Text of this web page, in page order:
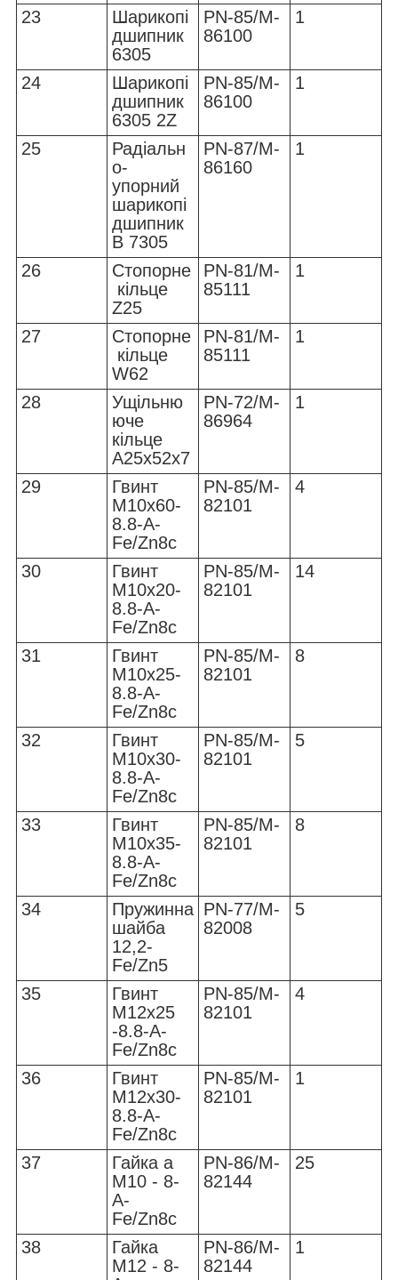
23
Шарикопі
дшипник
6305
PN-85/M-
86100
1
24
Шарикопі
дшипник
6305 2Z
PN-85/M-
86100
1
25
Радіальн
о-
упорний
шарикопі
дшипник
B 7305
PN-87/M-
86160
1
26
Стопорне
кільце
Z25
PN-81/M-
85111
1
27
Стопорне
кільце
W62
PN-81/M-
85111
1
28
Ущільню
юче
кільце
A25x52x7
PN-72/M-
86964
1
29
Гвинт
M10x60-
8.8-A-
Fe/Zn8c
PN-85/M-
82101
4
30
Гвинт
M10x20-
8.8-A-
Fe/Zn8c
PN-85/M-
82101
14
31
Гвинт
M10x25-
8.8-A-
Fe/Zn8c
PN-85/M-
82101
8
32
Гвинт
M10x30-
8.8-A-
Fe/Zn8c
PN-85/M-
82101
5
33
Гвинт
M10x35-
8.8-A-
Fe/Zn8c
PN-85/M-
82101
8
34
Пружинна
шайба
12,2-
Fe/Zn5
PN-77/M-
82008
5
35
Гвинт
M12x25
-8.8-A-
Fe/Zn8c
PN-85/M-
82101
4
36
Гвинт
M12x30-
8.8-A-
Fe/Zn8c
PN-85/M-
82101
1
37
Гайка a
M10 - 8-
A-
Fe/Zn8c
PN-86/M-
82144
25
38
Гайка
M12 - 8-
PN-86/M-
82144
1